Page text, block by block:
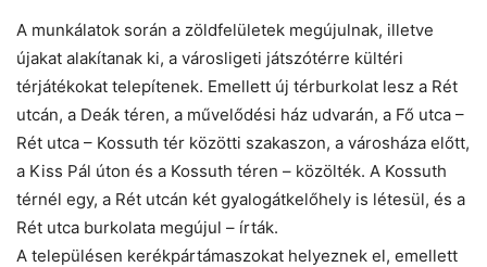
A munkálatok során a zöldfelületek megújulnak, illetve
újakat alakítanak ki, a városligeti játszótérre kültéri
térjátékokat telepítenek. Emellett új térburkolat lesz a Rét
utcán, a Deák téren, a művelődési ház udvarán, a Fő utca –
Rét utca – Kossuth tér közötti szakaszon, a városháza előtt,
a Kiss Pál úton és a Kossuth téren – közölték. A Kossuth
térnél egy, a Rét utcán két gyalogátkelőhely is létesül, és a
Rét utca burkolata megújul – írták.
A településen kerékpártámaszokat helyeznek el, emellett